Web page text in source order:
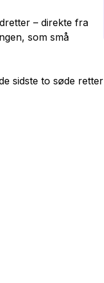
– direkte fra
som små
sidste to søde retter